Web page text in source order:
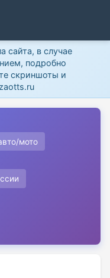
сайта, в случае
подробно
скриншоты и
мото